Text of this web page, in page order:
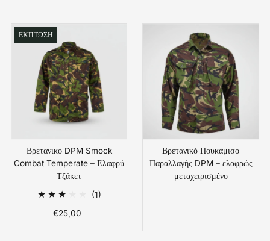
ΕΚΠΤΩΣΗ
Βρετανικό DPM Smock
Combat Temperate – Ελαφρύ
Τζάκετ
(1)1
Τιμή
Κανονική
€25,00
Βρετανικό Πουκάμισο
Παραλλαγής DPM – ελαφρώς
μεταχειρισμένο